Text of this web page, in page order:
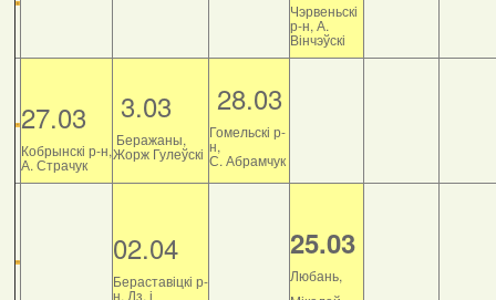
Чэрвеньскі
р-н, А.
Вінчэўскі
27.03
Кобрынскі р-н,
А. Страчук
3.03
Беражаны,
Жорж Гулеўскі
28.03
Гомельскі р-
н,
С. Абрамчук
02.04
Бераставіцкі р-
н, Дз. і
25.03
Любань,